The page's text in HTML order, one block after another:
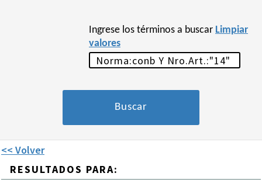
Ingrese los términos a buscar Limpiar
valores
<< Volver
RESULTADOS PARA: